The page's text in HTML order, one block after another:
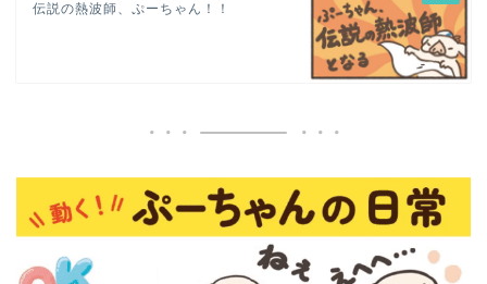
伝説の熱波師、ぷーちゃん！！